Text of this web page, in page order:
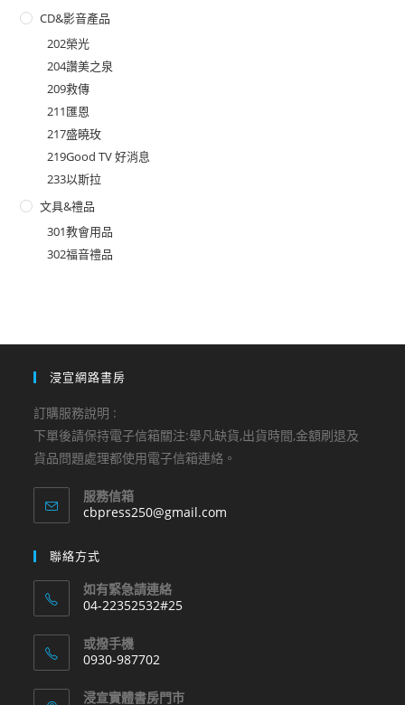
CD&影音產品
202榮光
204讚美之泉
209救傳
211匯恩
217盛曉玫
219Good TV 好消息
233以斯拉
文具&禮品
301教會用品
302福音禮品
浸宣網路書房
訂購服務說明 :
下單後請保持電子信箱關注:舉凡缺貨,出貨時間,金額刷退及
貨品問題處理都使用電子信箱連絡。
服務信箱
cbpress250@gmail.com
聯絡方式
如有緊急請連絡
04-22352532#25
in
your
application
或撥手機
0930-987702
in
浸宣實體書房門市